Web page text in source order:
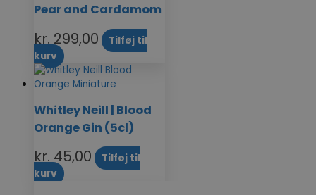
Pear and Cardamom
kr. 299,00
Tilføj til
kurv
Whitley Neill | Blood
Orange Gin (5cl)
kr. 45,00
Tilføj til
kurv